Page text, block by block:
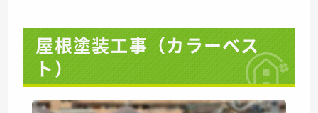
屋根塗装工事（カラーベス
ト）